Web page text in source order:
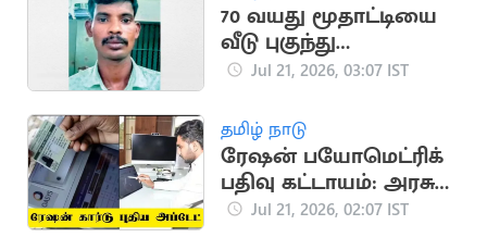
70 வயது மூதாட்டியை
வீடு புகுந்து
பலாத்காரம் செய்த
Jul 21, 2026, 03:07 IST
தமிழ் நாடு
ரேஷன் பயோமெட்ரிக்
பதிவு கட்டாயம்: அரசு
எச்சரிக்கை
Jul 21, 2026, 02:07 IST